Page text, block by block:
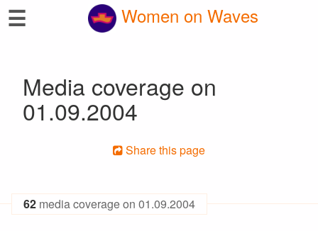
☰ Women on Waves
Media coverage on
01.09.2004
Share this page
62 media coverage on 01.09.2004